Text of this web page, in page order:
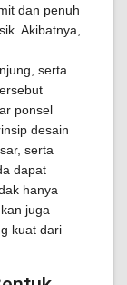
dan penuh
Akibatnya,
serta
ponsel
desain
serta
dapat
hanya
juga
kuat dari